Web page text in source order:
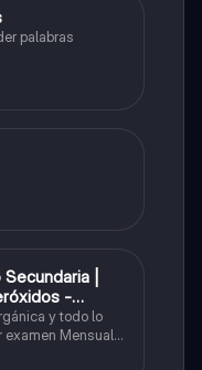
palabras
|
-
y todo lo
examen Mensual